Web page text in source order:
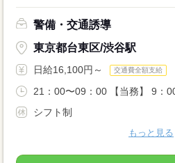
警備・交通誘導
東京都台東区/渋谷駅
日給16,100円～ 交通費全額支給
21：00〜09：00 【当務】 9：
シフト制
もっと見る